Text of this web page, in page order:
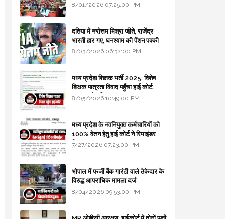
8/01/2026 07:25:00 PM
दतिया में नरोत्तम मिश्रा जीते, राजेंद्र
भारती हार गए, घनश्याम की पेंशन पक्की
और आशुतोष बैक टू...
8/03/2026 06:32:00 PM
मध्य प्रदेश शिक्षक भर्ती 2025: विशेष
शिक्षक पात्रता विवाद पहुँचा हाई कोर्ट;
सरकार से माँगा जवाब
8/05/2026 10:49:00 PM
मध्य प्रदेश के नवनियुक्त कर्मचारियों को
100% वेतन हेतु हाई कोर्ट ने रिमाइंडर
लिखा
7/27/2026 07:23:00 PM
भोपाल में फर्जी बैंक गारंटी वाले ठेकेदार के
विरुद्ध आपराधिक मामला दर्ज
8/04/2026 09:53:00 PM